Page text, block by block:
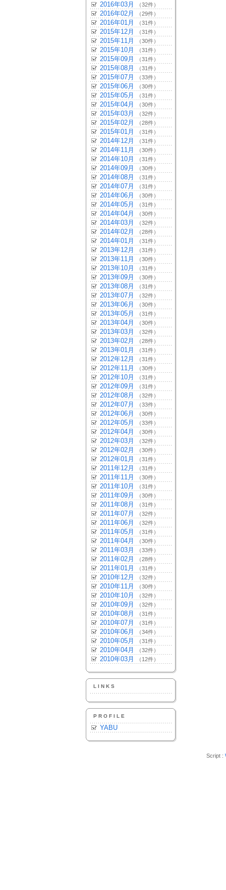
2016年03月 （32件）
2016年02月 （29件）
2016年01月 （31件）
2015年12月 （31件）
2015年11月 （30件）
2015年10月 （31件）
2015年09月 （31件）
2015年08月 （31件）
2015年07月 （33件）
2015年06月 （30件）
2015年05月 （31件）
2015年04月 （30件）
2015年03月 （32件）
2015年02月 （28件）
2015年01月 （31件）
2014年12月 （31件）
2014年11月 （30件）
2014年10月 （31件）
2014年09月 （30件）
2014年08月 （31件）
2014年07月 （31件）
2014年06月 （30件）
2014年05月 （31件）
2014年04月 （30件）
2014年03月 （32件）
2014年02月 （28件）
2014年01月 （31件）
2013年12月 （31件）
2013年11月 （30件）
2013年10月 （31件）
2013年09月 （30件）
2013年08月 （31件）
2013年07月 （32件）
2013年06月 （30件）
2013年05月 （31件）
2013年04月 （30件）
2013年03月 （32件）
2013年02月 （28件）
2013年01月 （31件）
2012年12月 （31件）
2012年11月 （30件）
2012年10月 （31件）
2012年09月 （31件）
2012年08月 （32件）
2012年07月 （33件）
2012年06月 （30件）
2012年05月 （33件）
2012年04月 （30件）
2012年03月 （32件）
2012年02月 （30件）
2012年01月 （31件）
2011年12月 （31件）
2011年11月 （30件）
2011年10月 （31件）
2011年09月 （30件）
2011年08月 （31件）
2011年07月 （32件）
2011年06月 （32件）
2011年05月 （31件）
2011年04月 （30件）
2011年03月 （33件）
2011年02月 （28件）
2011年01月 （31件）
2010年12月 （32件）
2010年11月 （30件）
2010年10月 （32件）
2010年09月 （32件）
2010年08月 （31件）
2010年07月 （31件）
2010年06月 （34件）
2010年05月 （31件）
2010年04月 （32件）
2010年03月 （12件）
LINKS
PROFILE
YABU
Script :